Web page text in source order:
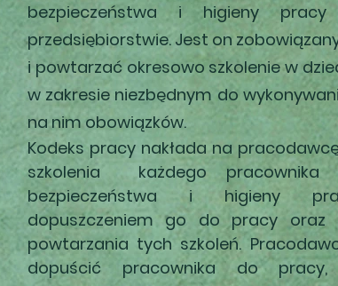
bezpieczeństwa i higieny
przedsiębiorstwie. Jest on
i powtarzać okresowo szkolenie w
w zakresie niezbędnym do
na nim obowiązków.
Kodeks pracy nakłada na
szkolenia każdego pracownika
bezpieczeństwa i higieny
dopuszczeniem go do pracy oraz
powtarzania tych szkoleń.
dopuścić pracownika do